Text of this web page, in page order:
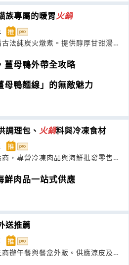
族專屬的暖胃火鍋
法純炭火燉煮。提供醇厚甘甜湯頭
薑母鴨外帶全攻略
母鴨麵線」的無敵魅力
調理包、 火鍋料與冷凍食材
，專營冷凍肉品與海鮮批發零售，
鮮肉品一站式供應
送推薦
辦午餐與餐盒外販。供應涼皮及快